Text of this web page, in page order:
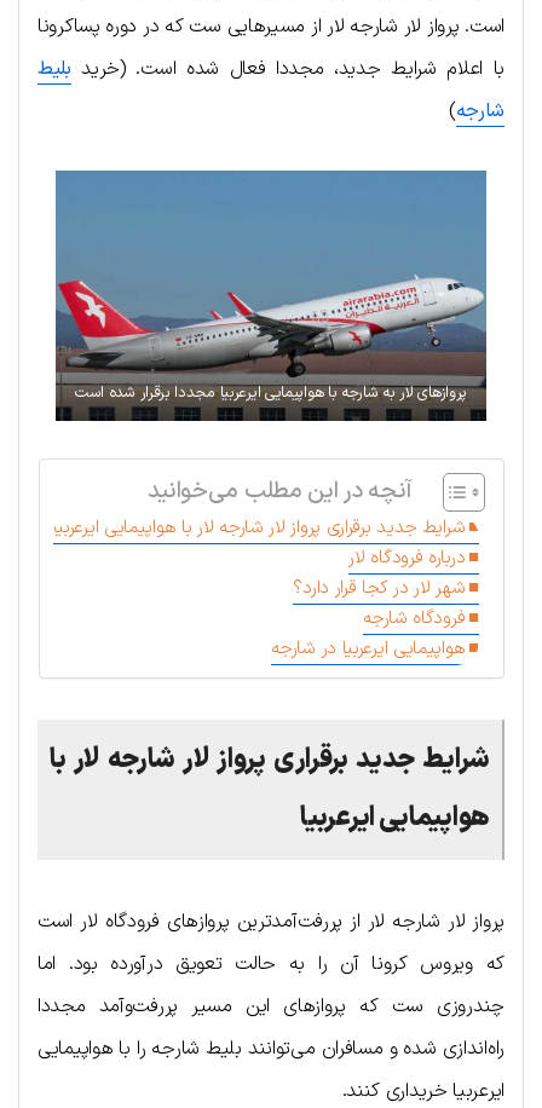
است. پرواز لار شارجه لار از مسیرهایی ست که در دوره پساکرونا
با اعلام شرایط جدید، مجددا فعال شده است. (خرید بلیط
شارجه)
پروازهای لار به شارجه با هواپیمایی ایرعربیا مجددا برقرار شده است
آنچه در این مطلب می‌خوانید
شرایط جدید برقراری پرواز لار شارجه لار با هواپیمایی ایرعربیا
درباره فرودگاه لار
شهر لار در کجا قرار دارد؟
فرودگاه شارجه
هواپیمایی ایرعربیا در شارجه
شرایط جدید برقراری پرواز لار شارجه لار با
هواپیمایی ایرعربیا
پرواز لار شارجه لار از پررفت‌آمدترین پروازهای فرودگاه لار است
که ویروس کرونا آن را به حالت تعویق درآورده بود. اما
چندروزی ست که پروازهای این مسیر پررفت‌وآمد مجددا
راه‌اندازی شده و مسافران می‌توانند بلیط شارجه را با هواپیمایی
ایرعربیا خریداری کنند.